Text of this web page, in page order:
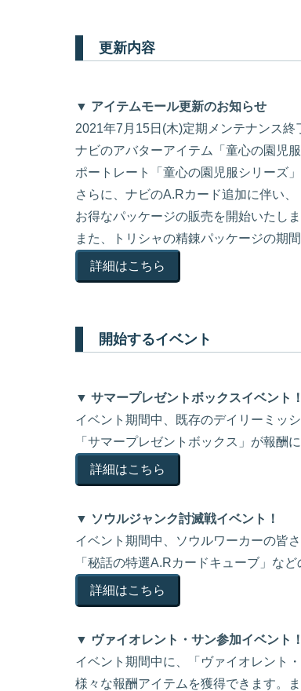
更新内容
▼ アイテムモール更新のお知らせ
2021年7月15日(木)定期メンテナンス終
ナビのアバターアイテム「童心の園児
ポートレート「童心の園児服シリーズ
さらに、ナビのA.Rカード追加に伴い
お得なパッケージの販売を開始いたしま
また、トリシャの精錬パッケージの期
詳細はこちら
開始するイベント
▼ サマープレゼントボックスイベント！
イベント期間中、既存のデイリーミッ
「サマープレゼントボックス」が報酬
詳細はこちら
▼ ソウルジャンク討滅戦イベント！
イベント期間中、ソウルワーカーの皆
「秘話の特選A.Rカードキューブ」な
詳細はこちら
▼ ヴァイオレント・サン参加イベント！
イベント期間中に、「ヴァイオレント
様々な報酬アイテムを獲得できます。